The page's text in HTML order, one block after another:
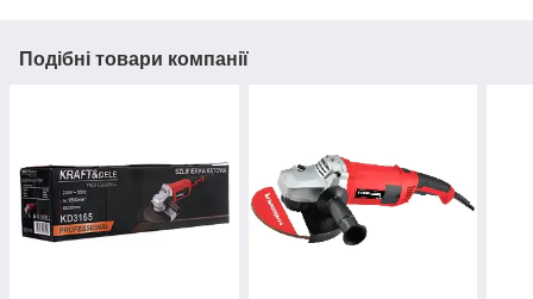
Подібні товари компанії